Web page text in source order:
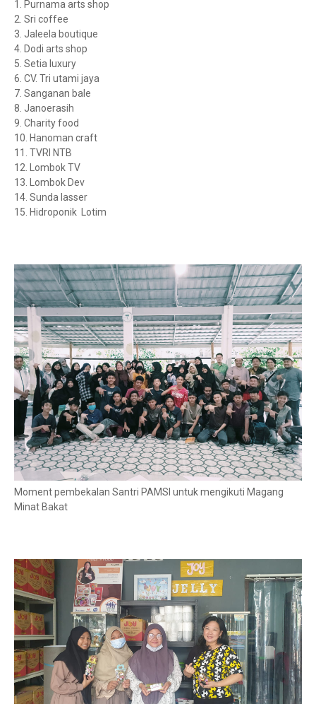
1. Purnama arts shop
2. Sri coffee
3. Jaleela boutique
4. Dodi arts shop
5. Setia luxury
6. CV. Tri utami jaya
7. Sanganan bale
8. Janoerasih
9. Charity food
10. Hanoman craft
11. TVRI NTB
12. Lombok TV
13. Lombok Dev
14. Sunda lasser
15. Hidroponik Lotim
Moment pembekalan Santri PAMSI untuk mengikuti Magang
Minat Bakat